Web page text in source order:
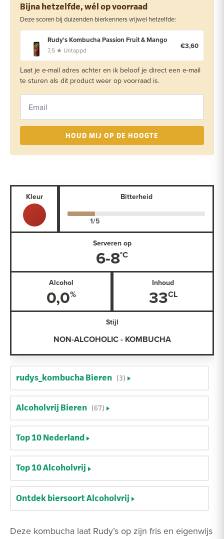
Bijna hetzelfde, wél op voorraad
Deze scoren bij duizenden bierkenners vrijwel hetzelfde:
Rudy's Kombucha Passion Fruit & Mango
7,5 ★ Untappd €3,60
Laat je e-mail adres achter en ik beloof je direct een e-mail
te sturen als dit product weer op voorraad is.
HOUD MIJ OP DE HOOGTE
Deze kombucha laat Rudy’s op zijn fris en eigenwijs
Kleur Bitterheid
Serveren op
6-8
Alcohol
0,0
Inhoud
33
Stijl
NON-ALCOHOLIC - KOMBUCHA
rudys_kombucha Bieren (3)
Alcoholvrij Bieren (67)
Top 10 Nederland
Top 10 Alcoholvrij
Ontdek biersoort Alcoholvrij